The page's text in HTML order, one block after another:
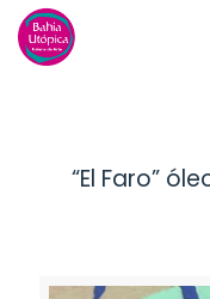
“El Faro”